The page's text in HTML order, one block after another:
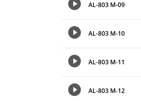
AL-803 M-09
AL-803 M-10
AL-803 M-11
AL-803 M-12